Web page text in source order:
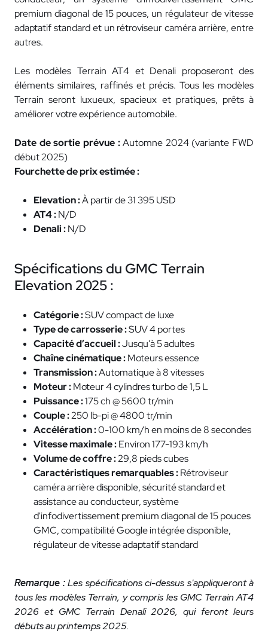
premium diagonal de 15 pouces, un régulateur de vitesse
adaptatif standard et un rétroviseur caméra arrière, entre
autres.
Les modèles Terrain AT4 et Denali proposeront des
éléments similaires, raffinés et précis. Tous les modèles
Terrain seront luxueux, spacieux et pratiques, prêts à
améliorer votre expérience automobile.
Date de sortie prévue :Automne 2024 (variante FWD
début 2025)
Fourchette de prix estimée :
Elevation :À partir de 31 395 USD
AT4 :N/D
Denali :N/D
Spécifications du GMC Terrain
Elevation 2025 :
Catégorie :SUV compact de luxe
Type de carrosserie :SUV 4 portes
Capacité d’accueil :Jusqu'à 5 adultes
Chaîne cinématique :Moteurs essence
Transmission :Automatique à 8 vitesses
Moteur :Moteur 4 cylindres turbo de 1,5 L
Puissance :175 ch @ 5600 tr/min
Couple :250 lb-pi @ 4800 tr/min
Accélération :0-100 km/h en moins de 8 secondes
Vitesse maximale :Environ 177-193 km/h
Volume de coffre :29,8 pieds cubes
Caractéristiques remarquables :Rétroviseur
caméra arrière disponible, sécurité standard et
assistance au conducteur, système
d'infodivertissement premium diagonal de 15 pouces
GMC, compatibilité Google intégrée disponible,
régulateur de vitesse adaptatif standard
Remarque :Les spécifications ci-dessus s'appliqueront à
tous les modèles Terrain, y compris les GMC Terrain AT4
2026 et GMC Terrain Denali 2026, qui feront leurs
débuts au printemps 2025.